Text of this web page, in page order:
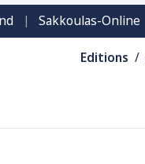
| Sakkoulas-Online
Editions /